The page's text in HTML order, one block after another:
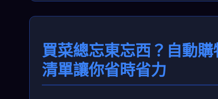
買菜總忘東忘西？自動購
清單讓你省時省力